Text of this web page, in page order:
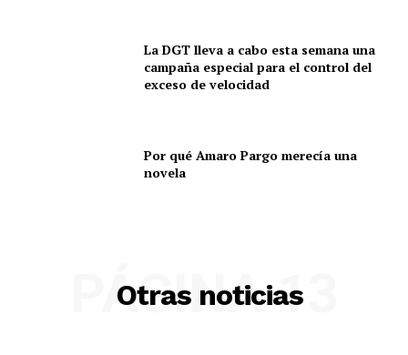
La DGT lleva a cabo esta semana una
campaña especial para el control del
exceso de velocidad
Por qué Amaro Pargo merecía una
novela
Otras noticias
PÁGINA 13